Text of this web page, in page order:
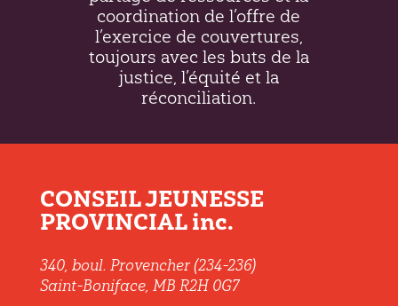
coordination de l’offre de
l’exercice de couvertures,
toujours avec les buts de la
justice, l’équité et la
réconciliation.
CONSEIL JEUNESSE
PROVINCIAL inc.
340, boul. Provencher (234-236)
Saint-Boniface, MB R2H 0G7